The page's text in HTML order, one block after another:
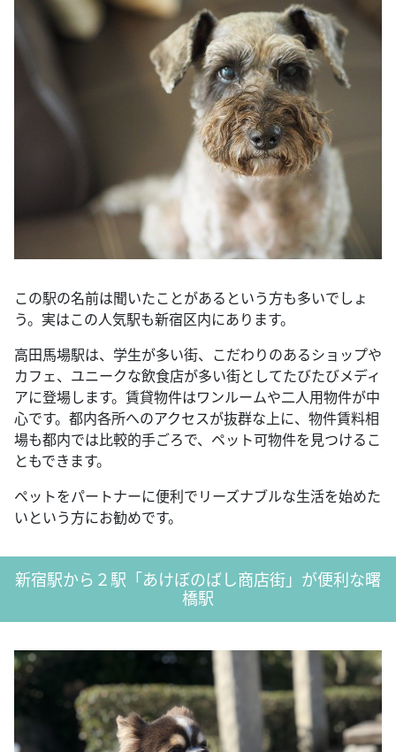
この駅の名前は聞いたことがあるという方も多いでしょ
う。実はこの人気駅も新宿区内にあります。
高田馬場駅は、学生が多い街、こだわりのあるショップや
カフェ、ユニークな飲食店が多い街としてたびたびメディ
アに登場します。賃貸物件はワンルームや二人用物件が中
心です。都内各所へのアクセスが抜群な上に、物件賃料相
場も都内では比較的手ごろで、ペット可物件を見つけるこ
ともできます。
ペットをパートナーに便利でリーズナブルな生活を始めた
いという方にお勧めです。
新宿駅から２駅「あけぼのばし商店街」が便利な曙
橋駅